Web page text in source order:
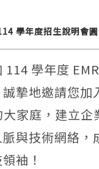
學年度招生說明會圓
114 學年度
摯地邀請您加
大家庭，建立企
與技術網絡，
袖！